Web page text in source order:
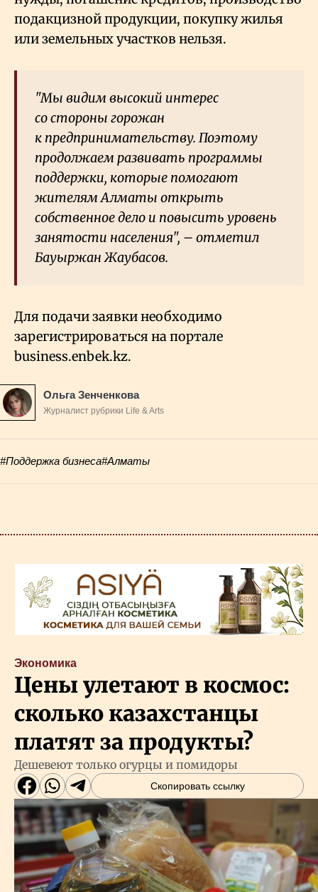
подакцизной продукции, покупку жилья
или земельных участков нельзя.
"Мы видим высокий интерес
со стороны горожан
к предпринимательству. Поэтому
продолжаем развивать программы
поддержки, которые помогают
жителям Алматы открыть
собственное дело и повысить уровень
занятости населения", – отметил
Бауыржан Жаубасов.
Для подачи заявки необходимо
зарегистрироваться на портале
business.enbek.kz.
Ольга Зенченкова
Журналист рубрики Life & Arts
#Поддержка бизнеса#Алматы
Экономика
Цены улетают в космос:
сколько казахстанцы
платят за продукты?
Дешевеют только огурцы и помидоры
Скопировать ссылку